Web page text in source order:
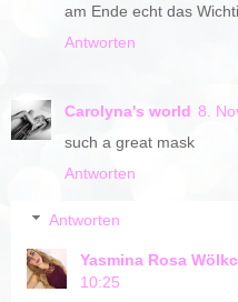
am Ende echt das
Antworten
Carolyna's world 8.
such a great mask
Antworten
Antworten
Yasmina Rosa
10:25